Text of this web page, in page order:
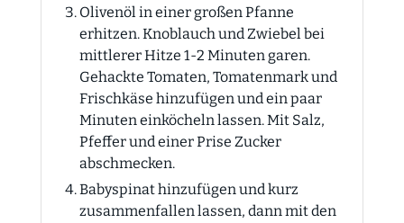
Olivenöl in einer großen Pfanne
erhitzen. Knoblauch und Zwiebel bei
mittlerer Hitze 1-2 Minuten garen.
Gehackte Tomaten, Tomatenmark und
Frischkäse hinzufügen und ein paar
Minuten einköcheln lassen. Mit Salz,
Pfeffer und einer Prise Zucker
abschmecken.
Babyspinat hinzufügen und kurz
zusammenfallen lassen, dann mit den